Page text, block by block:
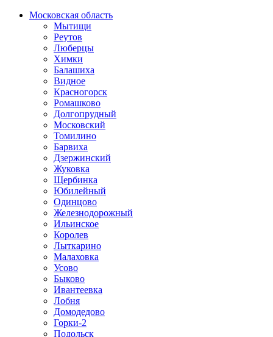
Московская область
Мытищи
Реутов
Люберцы
Химки
Балашиха
Видное
Красногорск
Ромашково
Долгопрудный
Московский
Томилино
Барвиха
Дзержинский
Жуковка
Щербинка
Юбилейный
Одинцово
Железнодорожный
Ильинское
Королев
Лыткарино
Малаховка
Усово
Быково
Ивантеевка
Лобня
Домодедово
Горки-2
Подольск